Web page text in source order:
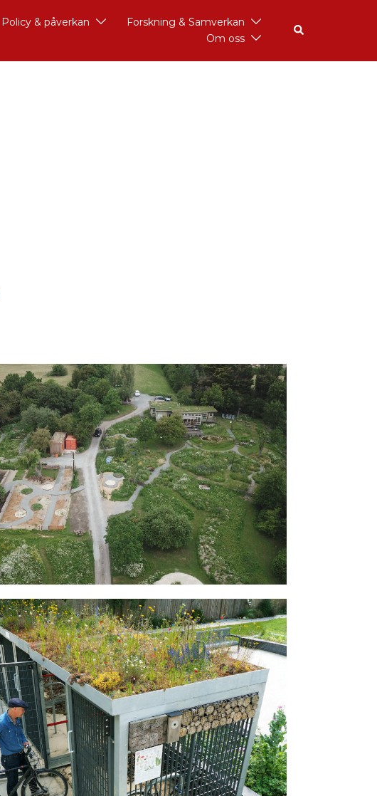
Policy & påverkan
Forskning & Samverkan
Om oss